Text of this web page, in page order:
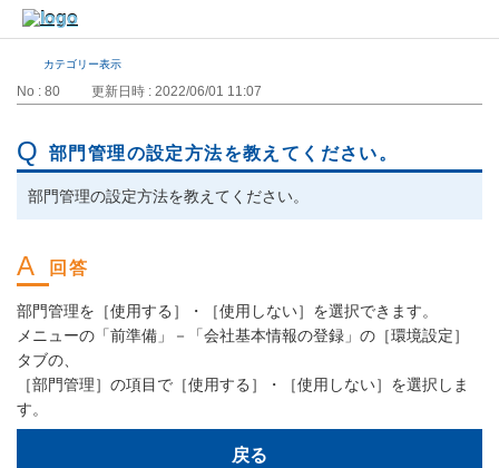
カテゴリー表示
No : 80 更新日時 : 2022/06/01 11:07
部門管理の設定方法を教えてください。
部門管理の設定方法を教えてください。
部門管理を［使用する］・［使用しない］を選択できます。
メニューの「前準備」－「会社基本情報の登録」の［環境設定］
タブの、
［部門管理］の項目で［使用する］・［使用しない］を選択しま
す。
戻る